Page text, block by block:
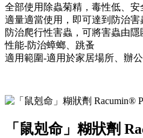
全部使用除蟲菊精，毒性低、
適量適當使用，即可達到防治害
防治爬行性害蟲，可將害蟲由隱
性能-防治蟑螂、跳蚤
適用範圍-適用於家居場所、辦
「鼠剋命」糊狀劑